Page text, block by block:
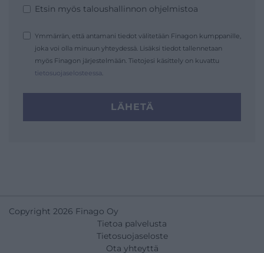
Etsin myös taloushallinnon ohjelmistoa
Ymmärrän, että antamani tiedot välitetään Finagon kumppanille,
joka voi olla minuun yhteydessä. Lisäksi tiedot tallennetaan
myös Finagon järjestelmään. Tietojesi käsittely on kuvattu
tietosuojaselosteessa .
LÄHETÄ
Copyright 2026 Finago Oy
Tietoa palvelusta
Tietosuojaseloste
Ota yhteyttä